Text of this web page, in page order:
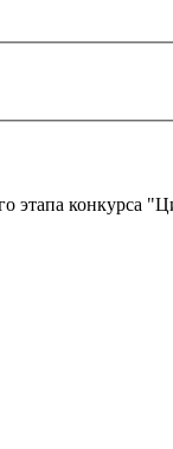
этапа конкурса